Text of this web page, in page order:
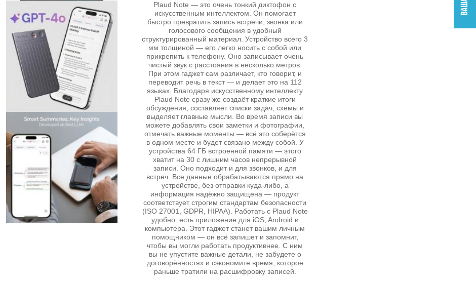
Plaud Note — это очень тонкий диктофон с
искусственным интеллектом. Он помогает
быстро превратить запись встречи, звонка или
голосового сообщения в удобный
структурированный материал. Устройство всего 3
мм толщиной — его легко носить с собой или
прикрепить к телефону. Оно записывает очень
чистый звук с расстояния в несколько метров.
При этом гаджет сам различает, кто говорит, и
переводит речь в текст — и делает это на 112
языках. Благодаря искусственному интеллекту
Plaud Note сразу же создаёт краткие итоги
обсуждения, составляет списки задач, схемы и
выделяет главные мысли. Во время записи вы
можете добавлять свои заметки и фотографии,
отмечать важные моменты — всё это соберётся
в одном месте и будет связано между собой. У
устройства 64 ГБ встроенной памяти — этого
хватит на 30 с лишним часов непрерывной
записи. Оно подходит и для звонков, и для
встреч. Все данные обрабатываются прямо на
устройстве, без отправки куда‑либо, а
информация надёжно защищена — продукт
соответствует строгим стандартам безопасности
(ISO 27001, GDPR, HIPAA). Работать с Plaud Note
удобно: есть приложение для iOS, Android и
компьютера. Этот гаджет станет вашим личным
помощником — он всё запишет и запомнит,
чтобы вы могли работать продуктивнее. С ним
вы не упустите важные детали, не забудете о
договорённостях и сэкономите время, которое
раньше тратили на расшифровку записей.